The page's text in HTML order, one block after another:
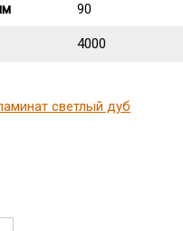
90
4000
светлый дуб